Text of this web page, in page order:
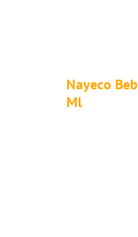
Nayeco
Ml